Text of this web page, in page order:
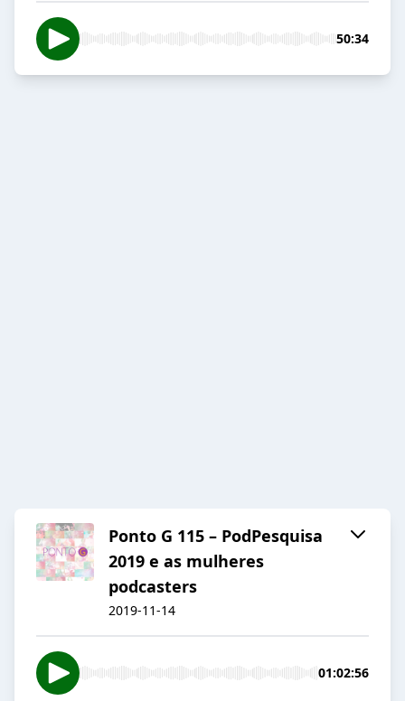
50:34
Ponto G 115 – PodPesquisa
2019 e as mulheres
podcasters
2019-11-14
01:02:56